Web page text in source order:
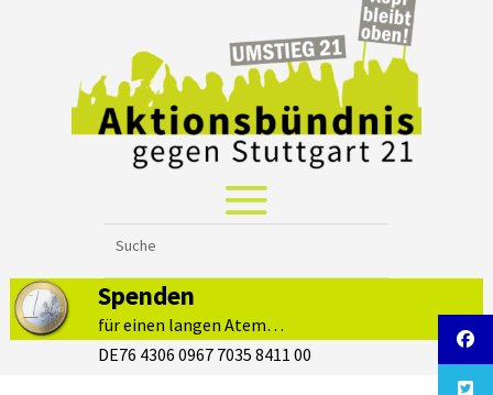
Spenden
für einen langen Atem…
DE76 4306 0967 7035 8411 00